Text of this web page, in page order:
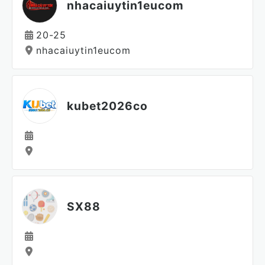
nhacaiuytin1eucom
20-25
nhacaiuytin1eucom
kubet2026co
SX88